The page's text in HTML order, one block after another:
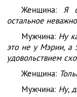
Женщина: Я
остальное
Мужчина: Ну
это не у Мэрии, а
удовольствием
Женщина:
Мужчина: Ну,